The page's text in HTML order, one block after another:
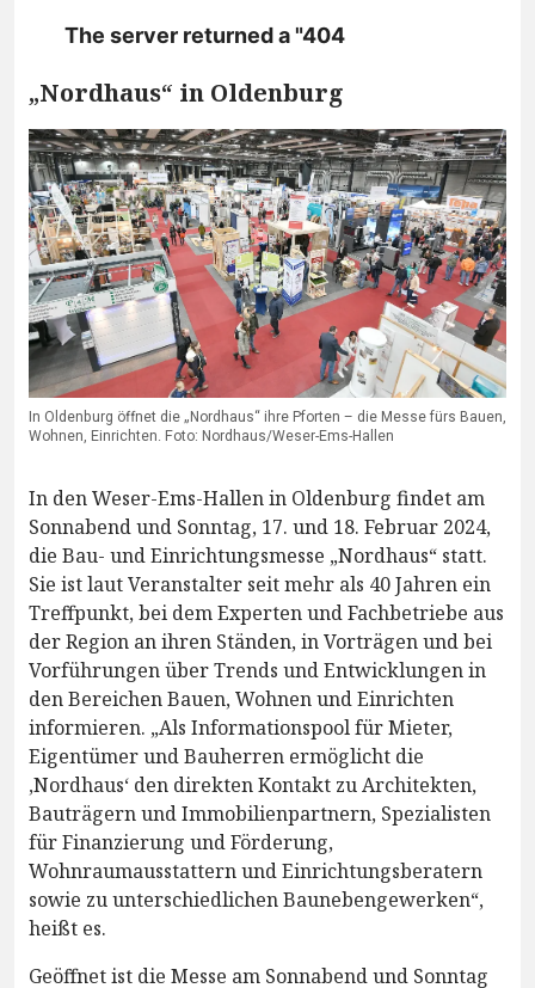
„Nordhaus“ in Oldenburg
In Oldenburg öffnet die „Nordhaus“ ihre Pforten – die Messe fürs Bauen,
Wohnen, Einrichten. Foto: Nordhaus/Weser-Ems-Hallen
In den Weser-Ems-Hallen in Oldenburg findet am
Sonnabend und Sonntag, 17. und 18. Februar 2024,
die Bau- und Einrichtungsmesse „Nordhaus“ statt.
Sie ist laut Veranstalter seit mehr als 40 Jahren ein
Treffpunkt, bei dem Experten und Fachbetriebe aus
der Region an ihren Ständen, in Vorträgen und bei
Vorführungen über Trends und Entwicklungen in
den Bereichen Bauen, Wohnen und Einrichten
informieren. „Als Informationspool für Mieter,
Eigentümer und Bauherren ermöglicht die
,Nordhaus‘ den direkten Kontakt zu Architekten,
Bauträgern und Immobilienpartnern, Spezialisten
für Finanzierung und Förderung,
Wohnraumausstattern und Einrichtungsberatern
sowie zu unterschiedlichen Baunebengewerken“,
heißt es.
Geöffnet ist die Messe am Sonnabend und Sonntag